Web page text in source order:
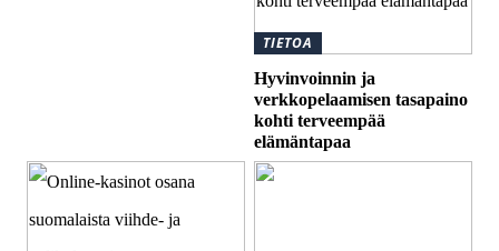
TIETOA
Hyvinvoinnin ja
verkkopelaamisen tasapaino
kohti terveempää
elämäntapaa